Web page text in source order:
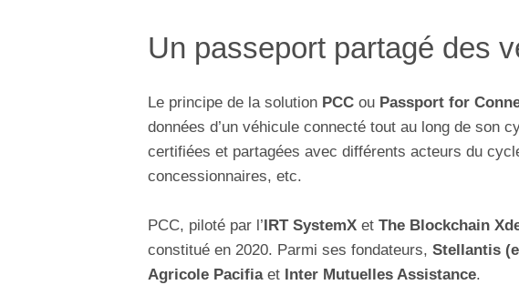
Un passeport partagé des
Le principe de la solution PCC ou Passport for
données d’un véhicule connecté tout au long de son
certifiées et partagées avec différents acteurs du
concessionnaires, etc.
PCC, piloté par l’IRT SystemX et The Blockchain
constitué en 2020. Parmi ses fondateurs, Stellantis
Agricole Pacifia et Inter Mutuelles Assistance.